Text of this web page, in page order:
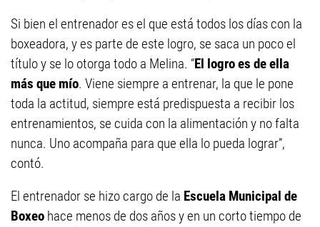
Si bien el entrenador es el que está todos los días con la
boxeadora, y es parte de este logro, se saca un poco el
título y se lo otorga todo a Melina. “El logro es de ella
más que mío. Viene siempre a entrenar, la que le pone
toda la actitud, siempre está predispuesta a recibir los
entrenamientos, se cuida con la alimentación y no falta
nunca. Uno acompaña para que ella lo pueda lograr”,
contó.
El entrenador se hizo cargo de la Escuela Municipal de
Boxeo hace menos de dos años y en un corto tiempo de